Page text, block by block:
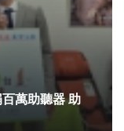
萬助聽器 助